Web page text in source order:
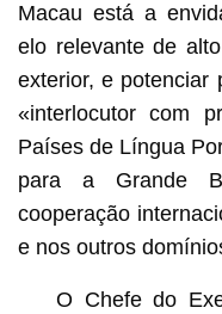
Macau está a
elo relevante de
exterior, e potenciar
«interlocutor com
Países de Língua
para a Grande
cooperação
e nos outros
O Chefe do